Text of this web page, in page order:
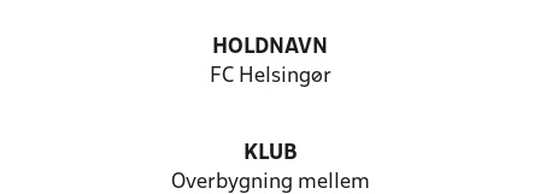
HOLDNAVN
FC Helsingør
KLUB
Overbygning mellem